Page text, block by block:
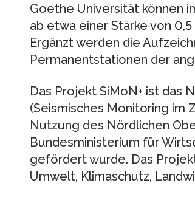
Goethe Universität können
ab etwa einer Stärke von
Ergänzt werden die
Permanentstationen der
Das Projekt SiMoN+ ist das
(Seismisches Monitoring im
Nutzung des Nördlichen
Bundesministerium für
gefördert wurde. Das
Umwelt, Klimaschutz,